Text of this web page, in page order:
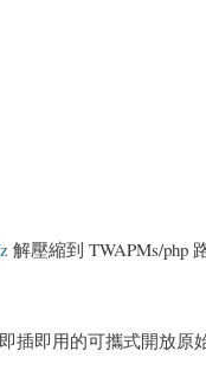
解壓縮到 TWAPMs/php
插即用的可攜式開放原